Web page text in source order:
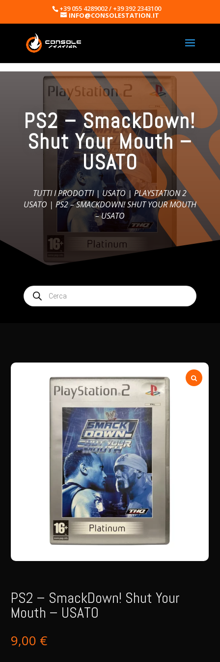
+39 055 4289002 / +39 392 2343100
INFO@CONSOLESTATION.IT
PS2 – SmackDown!
Shut Your Mouth –
USATO
TUTTI I PRODOTTI| USATO |PLAYSTATION 2
USATO | PS2 – SMACKDOWN! SHUT YOUR MOUTH
– USATO
Products
search
PS2 – SmackDown! Shut Your
Mouth – USATO
9,00 €